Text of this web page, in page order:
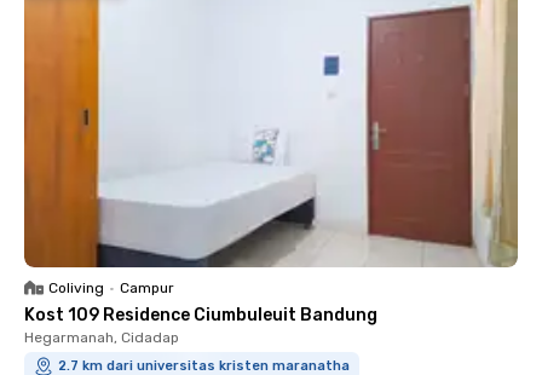
Coliving • Campur
Kost 109 Residence Ciumbuleuit Bandung
Hegarmanah, Cidadap
2.7 km dari universitas kristen maranatha